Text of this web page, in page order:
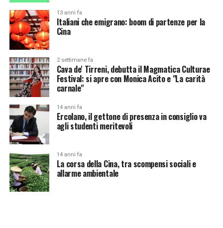
13 anni fa
Italiani che emigrano: boom di partenze per la
Cina
2 settimane fa
Cava de' Tirreni, debutta il Magmatica Culturae
Festival: si apre con Monica Acito e "La carità
carnale"
14 anni fa
Ercolano, il gettone di presenza in consiglio va
agli studenti meritevoli
14 anni fa
La corsa della Cina, tra scompensi sociali e
allarme ambientale